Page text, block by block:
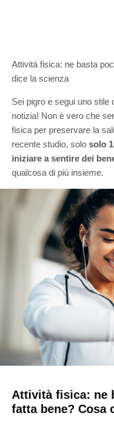
Attività fisica: ne basta
dice la scienza
Sei pigro e segui uno stile
notizia! Non è vero che
fisica per preservare la
recente studio, solo solo
iniziare a sentire dei
qualcosa di più insieme.
Attività fisica: ne
fatta bene? Cosa